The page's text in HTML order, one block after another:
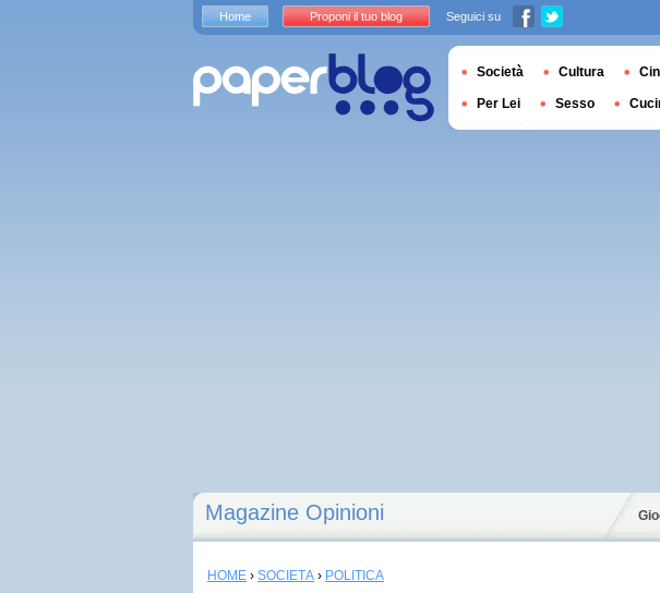
Magazine Opinioni
HOME › SOCIETÀ › POLITICA
Home Proponi il tuo blog Seguici su
Società Cultura
Per Lei Sesso